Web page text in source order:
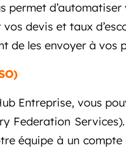
permet
devis et taux
de les envoyer à vos
Entreprise, vous
Federation
équipe à un